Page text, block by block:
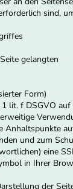
sind,
gelangten
Form)
lit. f DSGVO
Anhaltspunkte
und zum
eine
in Ihrer
der